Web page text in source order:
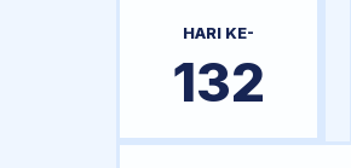
HARI KE-
132